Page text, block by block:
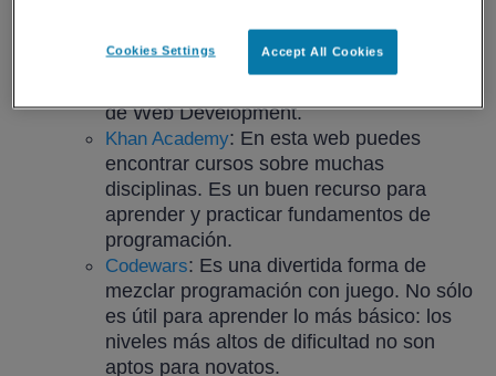
iteraciones, los condicionales, etc. En
ISDI Coders utilizamos algunos de sus
de Web Development.
Khan Academy: En esta web puedes
encontrar cursos sobre muchas
disciplinas. Es un buen recurso para
aprender y practicar fundamentos de
programación.
Codewars: Es una divertida forma de
mezclar programación con juego. No sólo
es útil para aprender lo más básico: los
niveles más altos de dificultad no son
aptos para novatos.
Accept All Cookies
Cookies Settings